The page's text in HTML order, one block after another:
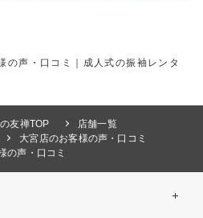
の声・口コミ｜成人式の振袖レンタ
友禅TOP
店舗一覧
大宮店のお客様の声・口コミ
の声・口コミ